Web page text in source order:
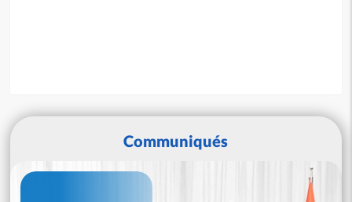
Communiqués